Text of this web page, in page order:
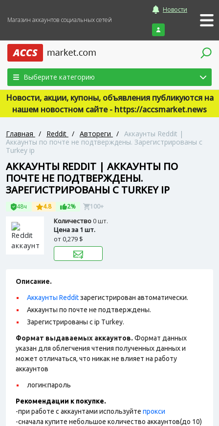
Магазин аккаунтов социальных сетей
Новости
Войти
Выберите категорию
Новости, акции, купоны, объявления публикуются на
нашем новостном сайте - https://accsmarket.news
Главная / Reddit / Автореги / Аккаунты Reddit |
Аккаунты по почте не подтверждены. Зарегистрированы с
Turkey ip
АККАУНТЫ REDDIT | АККАУНТЫ ПО
ПОЧТЕ НЕ ПОДТВЕРЖДЕНЫ.
ЗАРЕГИСТРИРОВАНЫ С TURKEY IP
48ч 4.8 2% 100+
Количество0 шт.
Цена за 1 шт.
от0,279 $
Описание.
Аккаунты Redditзарегистрирован автоматически.
Аккаунты по почте не подтверждены.
Зарегистрированы с ip Turkey.
Формат выдаваемых аккаунтов. Формат данных
указан для облегчения чтения полученных данных и
может отличаться, что никак не влияет на работу
аккаунтов
логин:пароль
Рекомендации к покупке.
-при работе с аккаунтами используйте прокси
-сначала купите небольшое количество аккаунтов(до 10)